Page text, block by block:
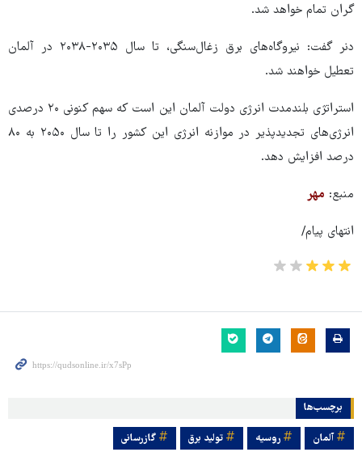
گران تمام خواهد شد.
دنر گفت: نیروگاه‌های برق زغال‌سنگی، تا سال ۲۰۳۵-۲۰۳۸ در آلمان
تعطیل خواهند شد.
استراتژی بلندمدت انرژی دولت آلمان این است که سهم کنونی ۲۰ درصدی
انرژی‌های تجدیدپذیر در موازنه انرژی این کشور را تا سال ۲۰۵۰ به ۸۰
درصد افزایش دهد.
منبع: مهر
انتهای پیام/
برچسب‌ها
آلمان روسیه تولید برق گازرسانی